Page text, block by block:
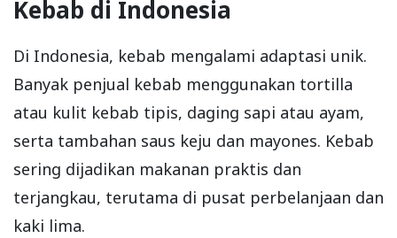
Kebab di Indonesia
Di Indonesia, kebab mengalami adaptasi unik.
Banyak penjual kebab menggunakan tortilla
atau kulit kebab tipis, daging sapi atau ayam,
serta tambahan saus keju dan mayones. Kebab
sering dijadikan makanan praktis dan
terjangkau, terutama di pusat perbelanjaan dan
kaki lima.